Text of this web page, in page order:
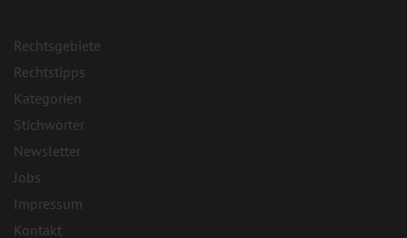
Rechtsgebiete
Rechtstipps
Kategorien
Stichwörter
Newsletter
Jobs
Impressum
Kontakt